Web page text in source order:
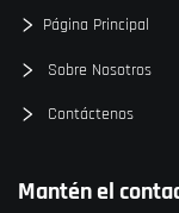
Página Principal
Sobre Nosotros
Contáctenos
Mantén el